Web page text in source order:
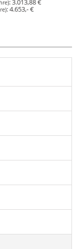
:4.653,- €